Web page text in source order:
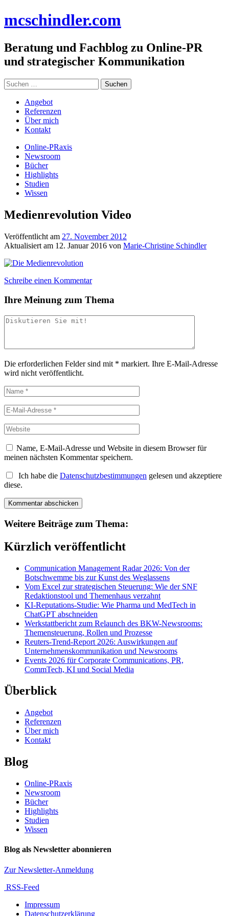
Inhalt
mcschindler.com
Beratung und Fachblog zu Online-PR
und strategischer Kommunikation
Suchen
nach:
Angebot
Referenzen
Über mich
Kontakt
Online-PRaxis
Newsroom
Bücher
Highlights
Studien
Wissen
Medienrevolution Video
Veröffentlicht am 27. November 2012
Aktualisiert am 12. Januar 2016 von Marie-Christine Schindler
Schreibe einen Kommentar
Ihre Meinung zum Thema
Die erforderlichen Felder sind mit * markiert. Ihre E-Mail-Adresse
wird nicht veröffentlicht.
Name, E-Mail-Adresse und Website in diesem Browser für
meinen nächsten Kommentar speichern.
Ich habe die Datenschutzbestimmungen gelesen und akzeptiere
diese.
Weitere Beiträge zum Thema:
Kürzlich veröffentlicht
Communication Management Radar 2026: Von der
Botschwemme bis zur Kunst des Weglassens
Vom Excel zur strategischen Steuerung: Wie der SNF
Redaktionstool und Themenhaus verzahnt
KI-Reputations-Studie: Wie Pharma und MedTech in
ChatGPT abschneiden
Werkstattbericht zum Relaunch des BKW-Newsrooms:
Themensteuerung, Rollen und Prozesse
Reuters-Trend-Report 2026: Auswirkungen auf
Unternehmenskommunikation und Newsrooms
Events 2026 für Corporate Communications, PR,
CommTech, KI und Social Media
Überblick
Angebot
Referenzen
Über mich
Kontakt
Blog
Online-PRaxis
Newsroom
Bücher
Highlights
Studien
Wissen
Blog als Newsletter abonnieren
Zur Newsletter-Anmeldung
RSS-Feed
Impressum
Datenschutzerklärung